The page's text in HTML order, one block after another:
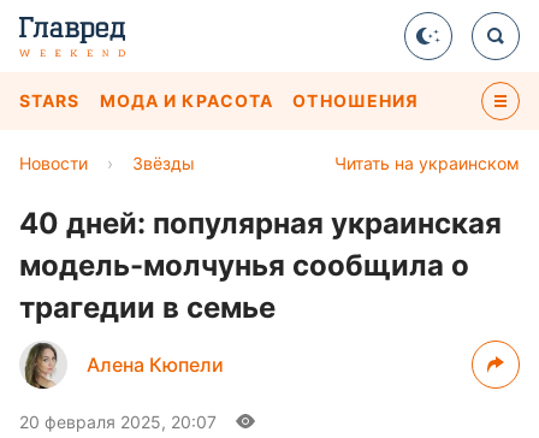
STARS МОДА И КРАСОТА ОТНОШЕНИЯ
Читать на украинском
Новости › Звёзды
40 дней: популярная украинская
модель-молчунья сообщила о
трагедии в семье
Алена Кюпели
20 февраля 2025, 20:07